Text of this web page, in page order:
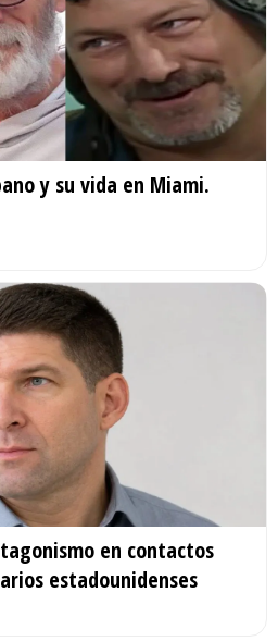
y su vida en Miami.
en contactos
estadounidenses